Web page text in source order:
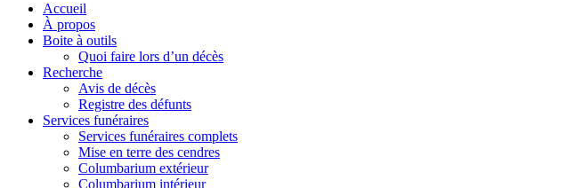
Accueil
À propos
Boite à outils
Quoi faire lors d’un décès
Recherche
Avis de décès
Registre des défunts
Services funéraires
Services funéraires complets
Mise en terre des cendres
Columbarium extérieur
Columbarium intérieur